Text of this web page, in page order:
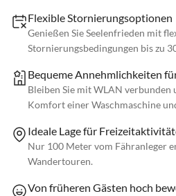
Flexible Stornierungsoptionen
Genießen Sie Seelenfrieden mit
Stornierungsbedingungen bis zu
Bequeme Annehmlichkeiten
Bleiben Sie mit WLAN verbunden
Komfort einer Waschmaschine
Ideale Lage für
Nur 100 Meter vom Fähranleger
Wandertouren.
Von früheren Gästen hoch